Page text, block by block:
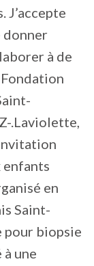
donner
à de
.Laviolette,
enfants
en
Saint-
pour biopsie
à une